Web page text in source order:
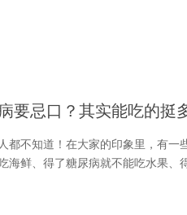
要忌口？其实能吃的挺
不知道！在大家的印象里，有一
海鲜、得了糖尿病就不能吃水果、